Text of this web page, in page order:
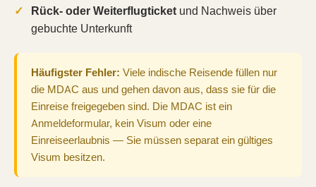
Rück- oder Weiterflugticket und Nachweis über
gebuchte Unterkunft
Häufigster Fehler: Viele indische Reisende füllen nur
die MDAC aus und gehen davon aus, dass sie für die
Einreise freigegeben sind. Die MDAC ist ein
Anmeldeformular, kein Visum oder eine
Einreiseerlaubnis — Sie müssen separat ein gültiges
Visum besitzen.